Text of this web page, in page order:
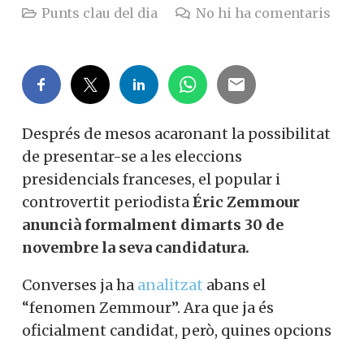
Punts clau del dia
No hi ha comentaris
Després de mesos acaronant la possibilitat
de presentar-se a les eleccions
presidencials franceses, el popular i
controvertit periodistaÉric Zemmour
anuncià formalment dimarts 30 de
novembre la seva candidatura.
Converses ja ha analitzat abans el
“fenomen Zemmour”. Ara que ja és
oficialment candidat, però, quines opcions